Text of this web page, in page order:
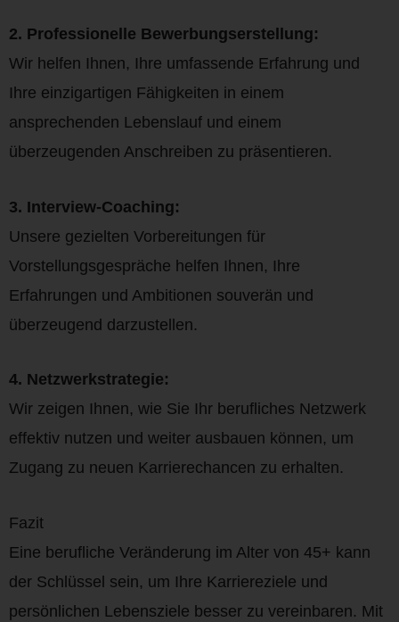
2. Professionelle Bewerbungserstellung:
Wir helfen Ihnen, Ihre umfassende Erfahrung und
Ihre einzigartigen Fähigkeiten in einem
ansprechenden Lebenslauf und einem
überzeugenden Anschreiben zu präsentieren.
3. Interview-Coaching:
Unsere gezielten Vorbereitungen für
Vorstellungsgespräche helfen Ihnen, Ihre
Erfahrungen und Ambitionen souverän und
überzeugend darzustellen.
4. Netzwerkstrategie:
Wir zeigen Ihnen, wie Sie Ihr berufliches Netzwerk
effektiv nutzen und weiter ausbauen können, um
Zugang zu neuen Karrierechancen zu erhalten.
Fazit
Eine berufliche Veränderung im Alter von 45+ kann
der Schlüssel sein, um Ihre Karriereziele und
persönlichen Lebensziele besser zu vereinbaren. Mit